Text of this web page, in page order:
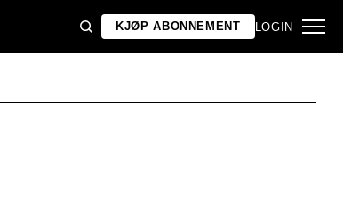
KJØP ABONNEMENT LOGIN